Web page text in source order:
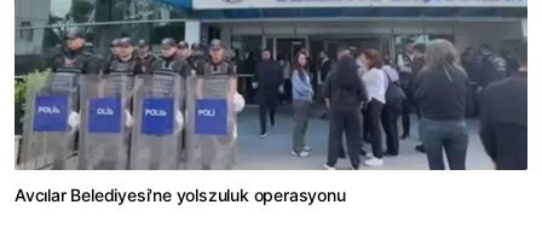
Avcılar Belediyesi'ne yolszuluk operasyonu